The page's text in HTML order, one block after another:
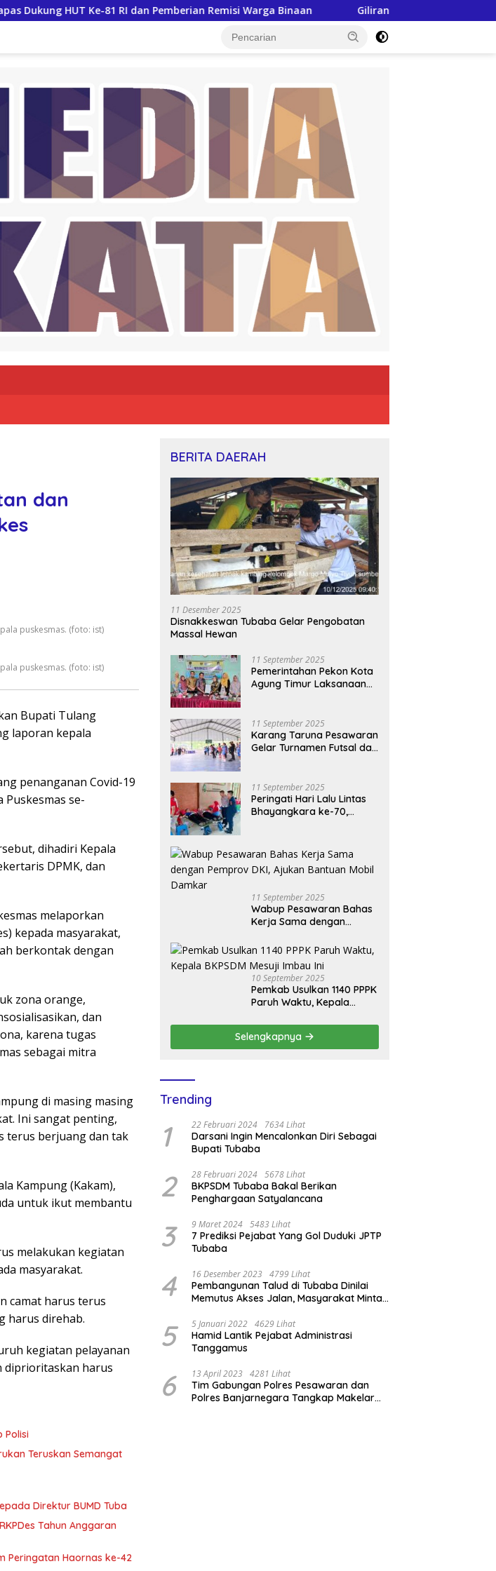
RI dan Pemberian Remisi Warga Binaan Giliran Siswa-siswi SMAN Pringsewu Diberikan
dan
puskesmas. (foto: ist)
puskesmas. (foto: ist)
Bupati Tulang
laporan kepala
penanganan Covid-19
se-
dihadiri Kepala
DPMK, dan
melaporkan
kepada masyarakat,
berkontak dengan
zona orange,
dan
karena tugas
sebagai mitra
di masing masing
Ini sangat penting,
terus berjuang dan tak
Kampung (Kakam),
untuk ikut membantu
melakukan kegiatan
masyarakat.
camat harus terus
harus direhab.
kegiatan pelayanan
diprioritaskan harus
Polisi
Teruskan Semangat
Direktur BUMD Tuba
Tahun Anggaran
Peringatan Haornas ke-42
BERITA DAERAH
11 Desember 2025
Disnakkeswan Tubaba Gelar Pengobatan
Massal Hewan
11 September 2025
Pemerintahan Pekon Kota
Agung Timur Laksanaan
2026
11 September 2025
Karang Taruna Pesawaran
Gelar Turnamen Futsal dan
11 September 2025
Peringati Hari Lalu Lintas
Bhayangkara ke-70,
Darah Sejuta Harapan
11 September 2025
Wabup Pesawaran Bahas
Kerja Sama dengan
Bantuan Mobil Damkar
10 September 2025
Pemkab Usulkan 1140 PPPK
Paruh Waktu, Kepala
Selengkapnya
Trending
1 22 Februari 2024 7634 Lihat
Darsani Ingin Mencalonkan Diri Sebagai
Bupati Tubaba
2 28 Februari 2024 5678 Lihat
BKPSDM Tubaba Bakal Berikan
Penghargaan Satyalancana
3 9 Maret 2024 5483 Lihat
7 Prediksi Pejabat Yang Gol Duduki JPTP
Tubaba
4 16 Desember 2023 4799 Lihat
Pembangunan Talud di Tubaba Dinilai
Memutus Akses Jalan, Masyarakat Minta
5 5 Januari 2022 4629 Lihat
Hamid Lantik Pejabat Administrasi
Tanggamus
6 13 April 2023 4281 Lihat
Tim Gabungan Polres Pesawaran dan
Polres Banjarnegara Tangkap Makelar